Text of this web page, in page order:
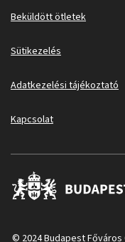
Beküldött ötletek
Sütikezelés
Adatkezelési tájékoztató
Kapcsolat
© 2024 Budapest